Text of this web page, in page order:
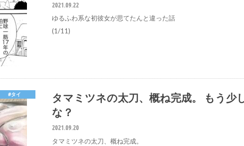
2021.09.22
ゆるふわ系な初彼女が思てたんと違った話
(1/11)
#タイ
タマミツネの太刀、概ね完成。 もう少
な？
2021.09.20
タマミツネの太刀、概ね完成。